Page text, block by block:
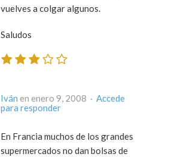
vuelves a colgar algunos.
Saludos
Iván en enero 9, 2008 · Accede
para responder
En Francia muchos de los grandes
supermercados no dan bolsas de